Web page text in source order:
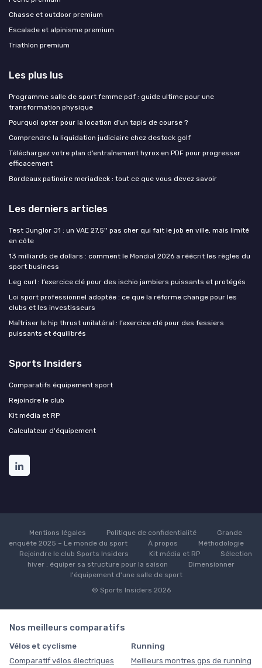
Chasse et outdoor premium
Escalade et alpinisme premium
Triathlon premium
Les plus lus
Programme salle de sport femme pdf : guide ultime pour une
transformation physique
Pourquoi opter pour la location d'un tapis de course ?
Comprendre la liquidation judiciaire chez destock golf
Téléchargez votre plan d’entraînement hyrox en PDF pour progresser
efficacement
Bordeaux patinoire meriadeck : tout ce que vous devez savoir
Les derniers articles
Test Junglor J1 : un VAE 27,5'' pas cher qui fait le job en ville, mais limité
en côte
13 milliards de dollars : comment le Mondial 2026 a réécrit les règles du
sport business
Leg curl : l’exercice clé pour des ischio jambiers puissants et protégés
Loi sport professionnel adoptée : ce que la réforme change pour les
clubs et les investisseurs
Maîtriser le hip thrust unilatéral : l’exercice clé pour des fessiers
puissants et équilibrés
Sports Insiders
Comparatifs équipement sport
Rejoindre le club
Kit média et RP
Calculateur d'équipement
Mentions légales Politique de confidentialité
Grande
enquête 2025 – Le monde du sport
À propos
Méthodologie
Rejoindre le club Sports Insiders
Kit média et RP
Sélection
hiver : équiper sa structure pour la saison
Dimensionner
l'équipement d'une salle de sport
© Sports Insiders 2026
Nos meilleurs comparatifs
Vélos et cyclisme
Comparatif vélos électriques
Running
Meilleurs montres gps de running